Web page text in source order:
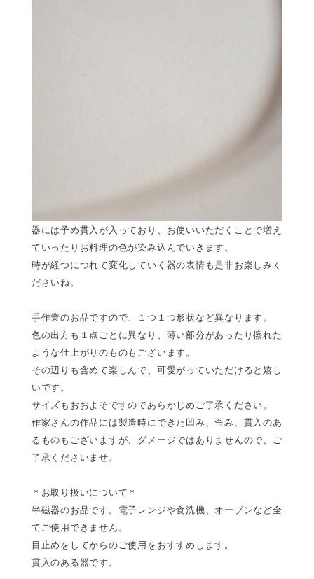
器には予め貫入が入っており、お使いいただくことで増え
ていったりお料理の色が染み込んでいきます。
時が経つにつれて変化していく器の表情も是非お楽しみく
ださいね。
手作業のお品ですので、１つ１つ形状など異なります。
色の出方も１点ごとに異なり、薄い部分があったり擦れた
ような仕上がりのものもございます。
その辺りも含めて楽しんで、可愛がっていただけると嬉し
いです。
サイズもおおよそですのであらかじめご了承ください。
作家さんの作品には製造時にできた凹み、歪み、貫入のあ
るものもございますが、ダメージではありませんので、ご
了承くださいませ。
＊お取り扱いについて＊
半磁器のお品です。電子レンジや食洗機、オーブンなど全
てご使用できません。
目止めをしてからのご使用をおすすめします。
貫入のある器です。